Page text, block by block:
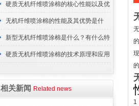
么？
硬质无机纤维喷涂棉的核心性能以及优
点介绍
无机纤维喷涂棉的性能及其优势是什
么？
新型无机纤维喷涂棉是什么？有什么特
点？
硬质无机纤维喷涂棉的技术原理和应用
相关新闻 Related news
现
1